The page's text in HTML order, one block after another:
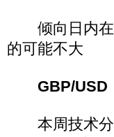
倾向日内在
的可能不大
GBP/USD
本周技术分